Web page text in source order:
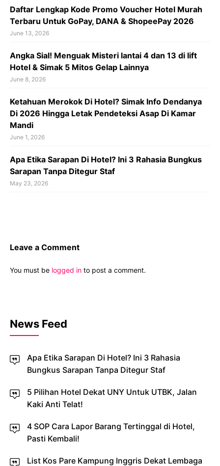
Daftar Lengkap Kode Promo Voucher Hotel Murah
Terbaru Untuk GoPay, DANA & ShopeePay 2026
June 13, 2026
Angka Sial! Menguak Misteri lantai 4 dan 13 di lift
Hotel & Simak 5 Mitos Gelap Lainnya
June 8, 2026
Ketahuan Merokok Di Hotel? Simak Info Dendanya
Di 2026 Hingga Letak Pendeteksi Asap Di Kamar
Mandi
June 1, 2026
Apa Etika Sarapan Di Hotel? Ini 3 Rahasia Bungkus
Sarapan Tanpa Ditegur Staf
May 23, 2026
Leave a Comment
You must be logged in to post a comment.
News Feed
Apa Etika Sarapan Di Hotel? Ini 3 Rahasia
Bungkus Sarapan Tanpa Ditegur Staf
5 Pilihan Hotel Dekat UNY Untuk UTBK, Jalan
Kaki Anti Telat!
4 SOP Cara Lapor Barang Tertinggal di Hotel,
Pasti Kembali!
List Kos Pare Kampung Inggris Dekat Lembaga